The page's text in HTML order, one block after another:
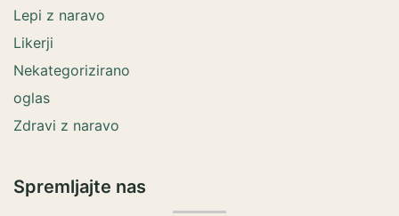
Lepi z naravo
Likerji
Nekategorizirano
oglas
Zdravi z naravo
Spremljajte nas